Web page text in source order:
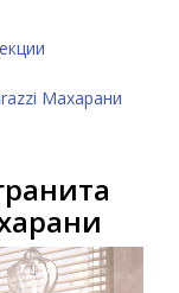
Махарани